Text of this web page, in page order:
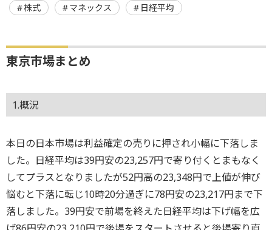
株式 マネックス 日経平均
東京市場まとめ
1.概況
本日の日本市場は利益確定の売りに押され小幅に下落しま
した。日経平均は39円安の23,257円で寄り付くとまもなく
してプラスとなりましたが52円高の23,348円で上値が伸び
悩むと下落に転じ10時20分過ぎに78円安の23,217円まで下
落しました。39円安で前場を終えた日経平均は下げ幅を広